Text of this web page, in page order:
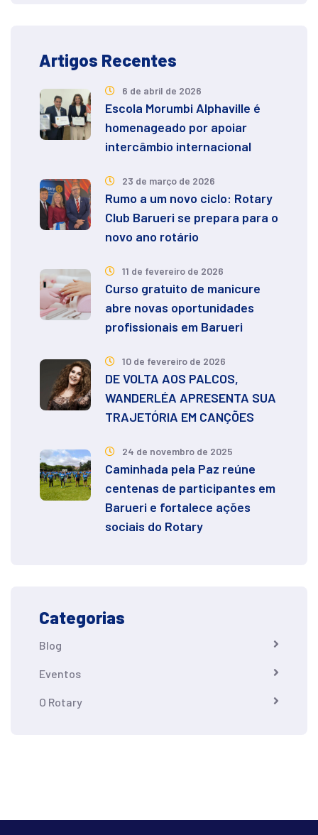
Artigos Recentes
Escola Morumbi Alphaville é
homenageado por apoiar
intercâmbio internacional
6 de abril de 2026
Rumo a um novo ciclo: Rotary
Club Barueri se prepara para o
novo ano rotário
23 de março de 2026
Curso gratuito de manicure
abre novas oportunidades
profissionais em Barueri
11 de fevereiro de 2026
DE VOLTA AOS PALCOS,
WANDERLÉA APRESENTA SUA
TRAJETÓRIA EM CANÇÕES
10 de fevereiro de 2026
Caminhada pela Paz reúne
centenas de participantes em
Barueri e fortalece ações
sociais do Rotary
24 de novembro de 2025
Categorias
Blog
Eventos
O Rotary